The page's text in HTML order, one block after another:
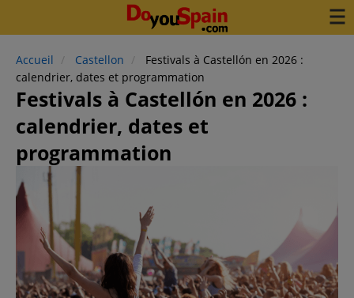
Accueil Castellon
Festivals à Castellón en 2026 :
calendrier, dates et programmation
Festivals à Castellón en 2026 :
calendrier, dates et
programmation